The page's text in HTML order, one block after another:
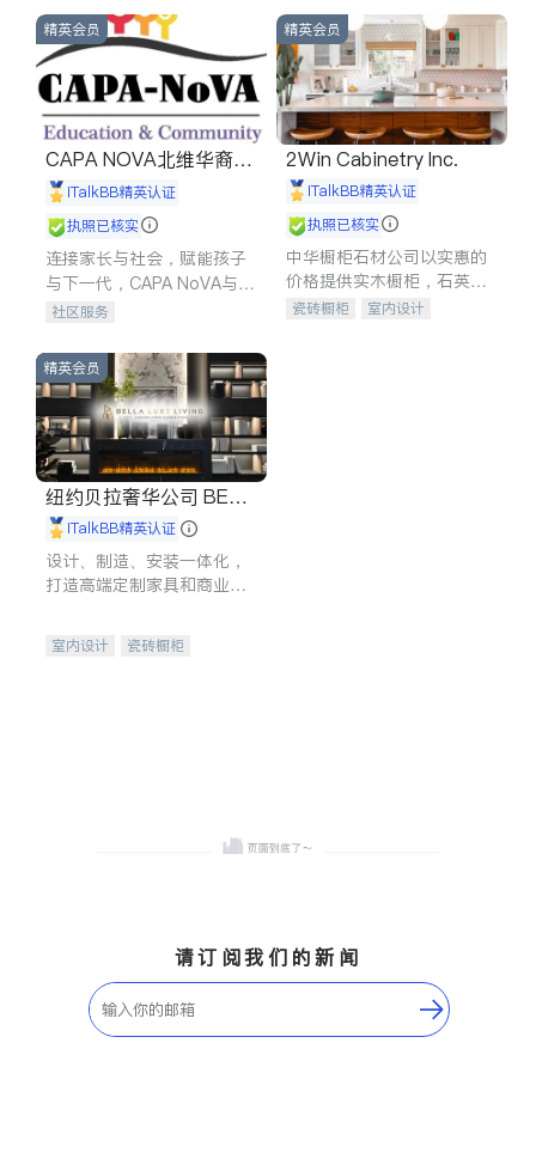
建筑合同、刑事案件全包办
信托/遗嘱
商业
索赔
律师-其它 保释
精英会员
CAPA NOVA北维华裔家
长会iTalkBB精英认证
执照已核实
连接家长与社会，赋能孩子
与下一代，CAPA NoVA与您
携手建设包容、公平、充满
社区服务
精英会员
2Win Cabinetry Inc.
iTalkBB精英认证
执照已核实
中华橱柜石材公司以实惠的
价格提供实木橱柜，石英石
台面，多种优质不锈钢水
瓷砖橱柜
室内设计
精英会员
纽约贝拉奢华公司 BELL
A LUXE
iTalkBB精英认证
设计、制造、安装一体化，
打造高端定制家具和商业空
室内设计
瓷砖橱柜
请订阅我们的新闻